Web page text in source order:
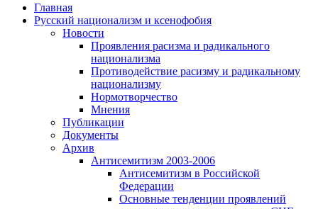
Главная
Русский национализм и ксенофобия
Новости
Проявления расизма и радикального
национализма
Противодействие расизму и радикальному
национализму
Нормотворчество
Мнения
Публикации
Документы
Архив
Антисемитизм 2003-2006
Антисемитизм в Российской
Федерации
Основные тенденции проявлений